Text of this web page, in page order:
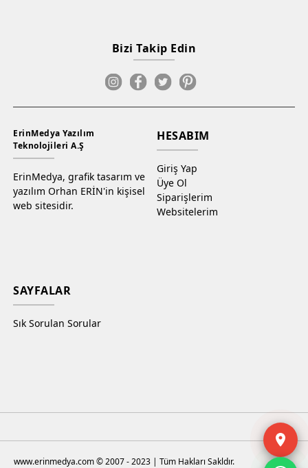
Bizi Takip Edin
ErinMedya Yazılım
Teknolojileri A.Ş
ErinMedya, grafik tasarım ve
yazılım Orhan ERİN'in kişisel
web sitesidir.
HESABIM
Giriş Yap
Üye Ol
Siparişlerim
Websitelerim
SAYFALAR
Sık Sorulan Sorular
www.erinmedya.com © 2007 - 2023 | Tüm Hakları Sakldır.